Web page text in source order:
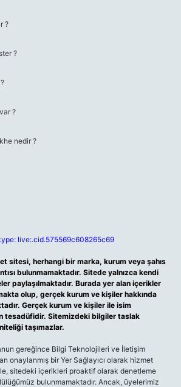
?
?
?
nedir ?
live:.cid.575569c608265c69
sitesi, herhangi bir marka, kurum veya şahıs
bulunmamaktadır. Sitede yalnızca kendi
paylaşılmaktadır. Burada yer alan içerikler
olup, gerçek kurum ve kişiler hakkında
Gerçek kurum ve kişiler ile isim
tesadüfidir. Sitemizdeki bilgiler taslak
taşımazlar.
gereğince Bilgi Teknolojileri ve İletişim
onaylanmış bir Yer Sağlayıcı olarak hizmet
sitedeki içerikleri proaktif olarak denetleme
bulunmamaktadır. Ancak, üyelerimiz